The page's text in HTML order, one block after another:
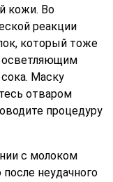
кожи. Во
реакции
который тоже
осветляющим
Маску
отваром
процедуру
с молоком
неудачного